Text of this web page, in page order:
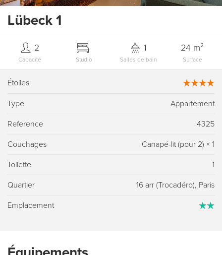
Lübeck 1
Capacité
2
Studio Salles de bain
1
Surface
24 m²
Étoiles
Type Appartement
Reference 4325
Couchages Canapé-lit (pour 2) × 1
Toilette 1
Quartier 16 arr (Trocadéro), Paris
Emplacement